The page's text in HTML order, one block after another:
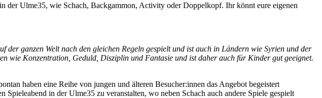
der Ulme35, wie Schach, Backgammon, Activity oder Doppelkopf. Ihr könnt eure eigenen
der ganzen Welt nach den gleichen Regeln gespielt und ist auch in Ländern wie Syrien und der
wie Konzentration, Geduld, Disziplin und Fantasie und ist daher auch für Kinder gut geeignet.
haben eine Reihe von jungen und älteren Besucher:innen das Angebot begeistert
in der Ulme35 zu veranstalten, wo neben Schach auch andere Spiele gespielt